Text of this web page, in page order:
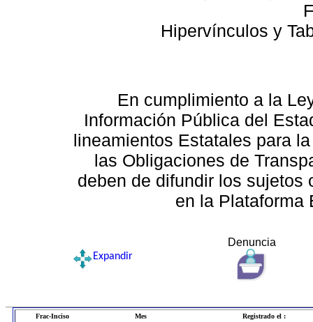
Hipervínculos y
En cumplimiento a la
Información Pública del
lineamientos Estatales para
las Obligaciones de
deben de difundir los sujetos
en la Plataforma
Denuncia
Expandir
Frac-Inciso Mes Registrado el :